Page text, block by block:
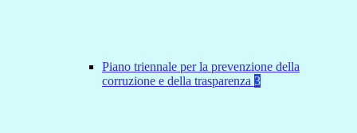
Piano triennale per la prevenzione della
corruzione e della trasparenza 3